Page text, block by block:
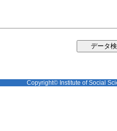
Copyright© Institute of Social